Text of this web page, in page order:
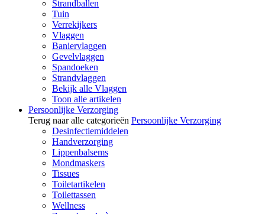
Strandballen
Tuin
Verrekijkers
Vlaggen
Baniervlaggen
Gevelvlaggen
Spandoeken
Strandvlaggen
Bekijk alle Vlaggen
Toon alle artikelen
Persoonlijke Verzorging
Terug naar alle categorieën Persoonlijke Verzorging
Desinfectiemiddelen
Handverzorging
Lippenbalsems
Mondmaskers
Tissues
Toiletartikelen
Toilettassen
Wellness